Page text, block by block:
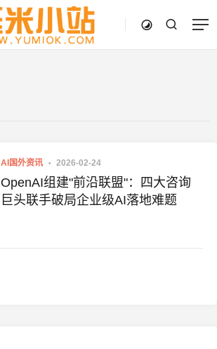
AI国外资讯 2026-02-24
OpenAI组建"前沿联盟"：四大咨询
巨头联手破局企业级AI落地难题